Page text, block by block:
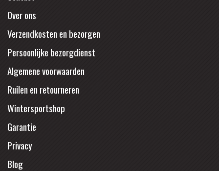
Over ons
Verzendkosten en bezorgen
Persoonlijke bezorgdienst
Algemene voorwaarden
Ruilen en retourneren
Wintersportshop
Garantie
Privacy
Blog